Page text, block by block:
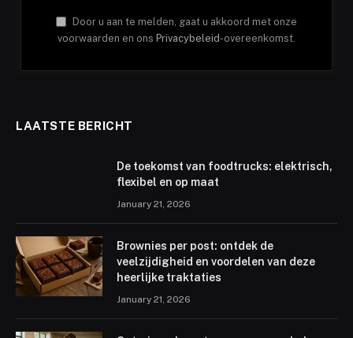
Door u aan te melden, gaat u akkoord met onze
voorwaarden en ons Privacybeleid-overeenkomst.
LAATSTE BERICHT
De toekomst van foodtrucks: elektrisch,
flexibel en op maat
January 21, 2026
Brownies per post: ontdek de
veelzijdigheid en voordelen van deze
heerlijke traktaties
January 21, 2026